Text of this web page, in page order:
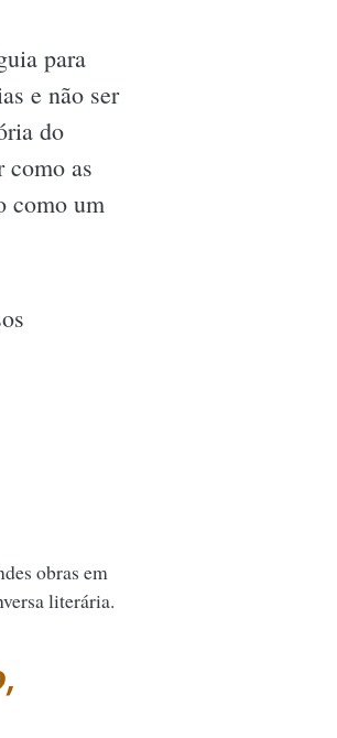
para
e não ser
do
como as
como um
obras em
literária.